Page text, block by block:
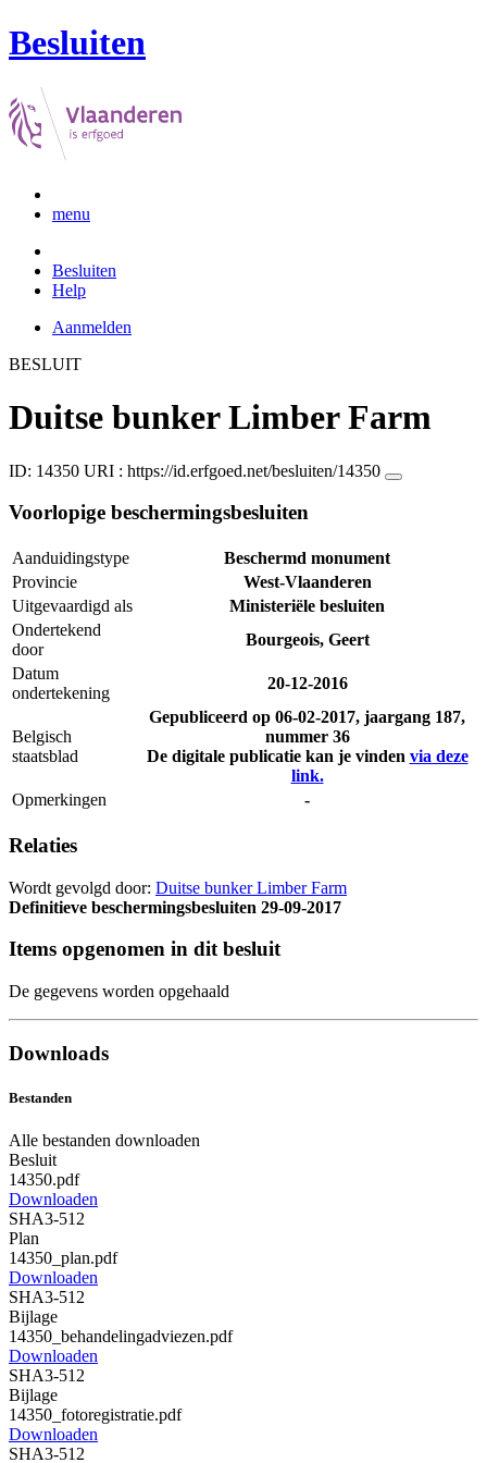
Besluiten
menu
Besluiten
Help
Aanmelden
BESLUIT
Duitse bunker Limber Farm
ID: 14350 URI : https://id.erfgoed.net/besluiten/14350
Voorlopige beschermingsbesluiten
Aanduidingstype
Beschermd monument
Provincie
West-Vlaanderen
Uitgevaardigd als
Ministeriële besluiten
Ondertekend
door
Bourgeois, Geert
Datum
ondertekening
20-12-2016
Belgisch
staatsblad
Gepubliceerd op 06-02-2017, jaargang 187,
nummer 36
De digitale publicatie kan je vinden via deze
link.
Opmerkingen
-
Relaties
Wordt gevolgd door: Duitse bunker Limber Farm
Definitieve beschermingsbesluiten 29-09-2017
Items opgenomen in dit besluit
De gegevens worden opgehaald
Downloads
Bestanden
Alle bestanden downloaden
Besluit
14350.pdf
Downloaden
SHA3-512
Plan
14350_plan.pdf
Downloaden
SHA3-512
Bijlage
14350_behandelingadviezen.pdf
Downloaden
SHA3-512
Bijlage
14350_fotoregistratie.pdf
Downloaden
SHA3-512